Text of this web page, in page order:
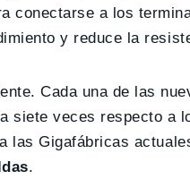
conectarse a los
y reduce la
Cada una de las
siete veces respecto a
las Gigafábricas
.